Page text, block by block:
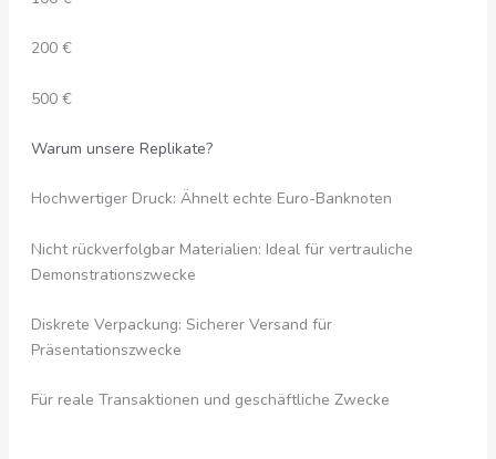
200 €
500 €
Warum unsere Replikate?
Hochwertiger Druck: Ähnelt echte Euro-Banknoten
Nicht rückverfolgbar Materialien: Ideal für vertrauliche
Demonstrationszwecke
Diskrete Verpackung: Sicherer Versand für
Präsentationszwecke
Für reale Transaktionen und geschäftliche Zwecke